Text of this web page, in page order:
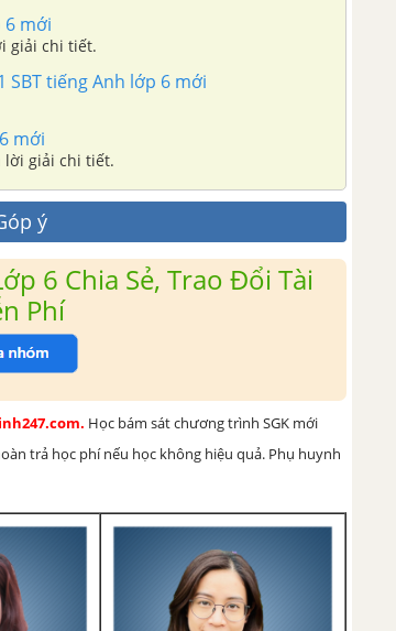
6 mới
giải chi tiết.
tiếng Anh lớp 6 mới
mới
lời giải chi tiết.
ý
6 Chia Sẻ, Trao Đổi Tài
Phí
Học bám sát chương trình SGK mới
trả học phí nếu học không hiệu quả. Phụ huynh